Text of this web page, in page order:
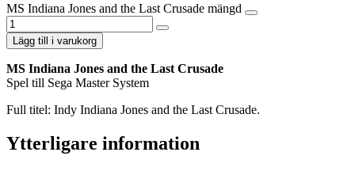
MS Indiana Jones and the Last Crusade mängd
Lägg till i varukorg
MS Indiana Jones and the Last Crusade
Spel till Sega Master System
Full titel: Indy Indiana Jones and the Last Crusade.
Ytterligare information